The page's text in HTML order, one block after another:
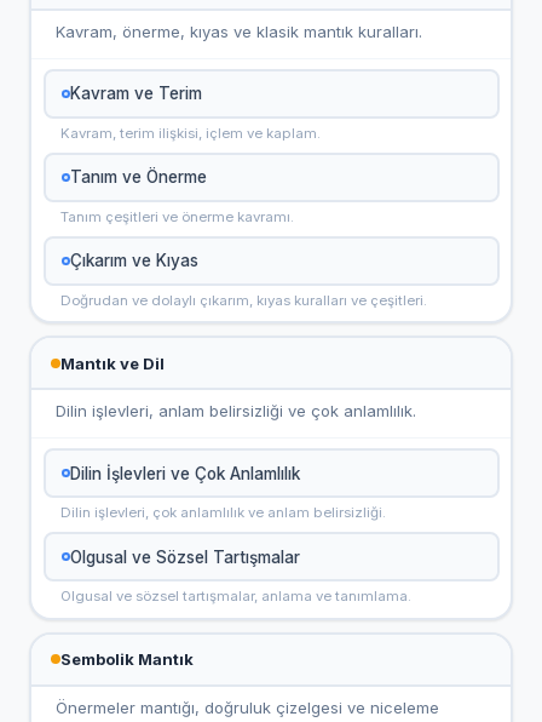
Kavram, önerme, kıyas ve klasik mantık kuralları.
Kavram ve Terim
Kavram, terim ilişkisi, içlem ve kaplam.
Tanım ve Önerme
Tanım çeşitleri ve önerme kavramı.
Çıkarım ve Kıyas
Doğrudan ve dolaylı çıkarım, kıyas kuralları ve çeşitleri.
Mantık ve Dil
Dilin işlevleri, anlam belirsizliği ve çok anlamlılık.
Dilin İşlevleri ve Çok Anlamlılık
Dilin işlevleri, çok anlamlılık ve anlam belirsizliği.
Olgusal ve Sözsel Tartışmalar
Olgusal ve sözsel tartışmalar, anlama ve tanımlama.
Sembolik Mantık
Önermeler mantığı, doğruluk çizelgesi ve niceleme